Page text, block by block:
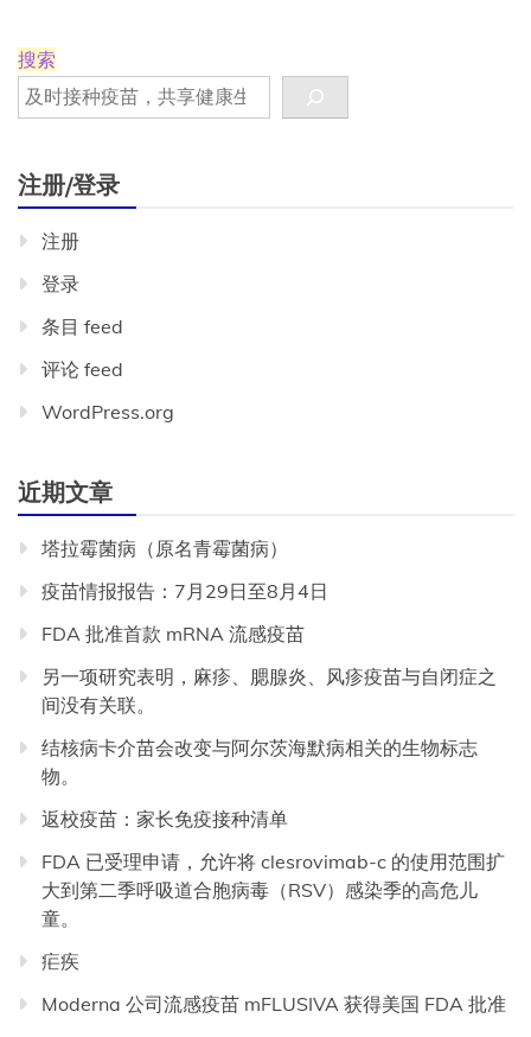
搜索
注册/登录
注册
登录
条目 feed
评论 feed
WordPress.org
近期文章
塔拉霉菌病（原名青霉菌病）
疫苗情报报告：7月29日至8月4日
FDA 批准首款 mRNA 流感疫苗
另一项研究表明，麻疹、腮腺炎、风疹疫苗与自闭症之
间没有关联。
结核病卡介苗会改变与阿尔茨海默病相关的生物标志
物。
返校疫苗：家长免疫接种清单
FDA 已受理申请，允许将 clesrovimab-c 的使用范围扩
大到第二季呼吸道合胞病毒（RSV）感染季的高危儿
童。
疟疾
Moderna 公司流感疫苗 mFLUSIVA 获得美国 FDA 批准